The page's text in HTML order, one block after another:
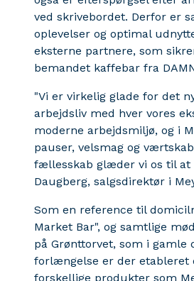
ved skrivebordet. Derfor er
oplevelser og optimal
eksterne partnere, som
bemandet kaffebar fra
"Vi er virkelig glade for det
arbejdsliv med hver vores
moderne arbejdsmiljø, og i
pauser, velsmag og
fællesskab glæder vi os til at
Daugberg, salgsdirektør i
Som en reference til
Market Bar", og samtlige
på Grønttorvet, som i gamle
forlængelse er der etableret
forskellige produkter som